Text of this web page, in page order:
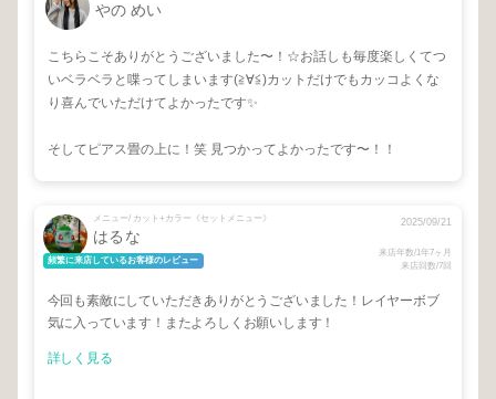
やの めい
こちらこそありがとうございました〜！☆お話しも毎度楽しくてつ
いベラベラと喋ってしまいます(≧∀≦)カットだけでもカッコよくな
り喜んでいただけてよかったです✨
そしてピアス畳の上に！笑 見つかってよかったです〜！！
メニュー/ カット+カラー《セットメニュー》
はるな
頻繁に来店しているお客様のレビュー
2025/09/21
来店年数/1年7ヶ月
来店回数/7回
今回も素敵にしていただきありがとうございました！レイヤーボブ
気に入っています！またよろしくお願いします！
詳しく見る